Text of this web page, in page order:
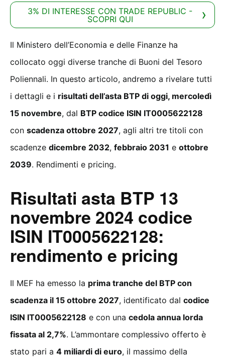
3% DI INTERESSE CON TRADE REPUBLIC -
SCOPRI QUI
Il Ministero dell’Economia e delle Finanze ha
collocato oggi diverse tranche di Buoni del Tesoro
Poliennali. In questo articolo, andremo a rivelare tutti
i dettagli e i risultati dell’asta BTP di oggi, mercoledì
15 novembre, dal BTP codice ISIN IT0005622128
con scadenza ottobre 2027, agli altri tre titoli con
scadenze dicembre 2032, febbraio 2031 e ottobre
2039. Rendimenti e pricing.
Risultati asta BTP 13
novembre 2024 codice
ISIN IT0005622128:
rendimento e pricing
Il MEF ha emesso la prima tranche del BTP con
scadenza il 15 ottobre 2027, identificato dal codice
ISIN IT0005622128 e con una cedola annua lorda
fissata al 2,7%. L’ammontare complessivo offerto è
stato pari a 4 miliardi di euro, il massimo della